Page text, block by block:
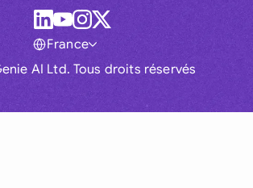
AI Ltd. Tous droits réservés
France
Global